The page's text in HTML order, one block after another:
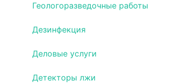
Геологоразведочные работы
Дезинфекция
Деловые услуги
Детекторы лжи